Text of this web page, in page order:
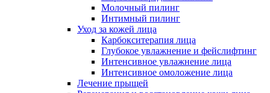
Молочный пилинг
Интимный пилинг
Уход за кожей лица
Карбокситерапия лица
Глубокое увлажнение и фейслифтинг
Интенсивное увлажнение лица
Интенсивное омоложение лица
Лечение прыщей